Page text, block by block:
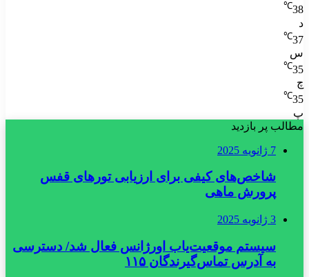
38
℃
د
37
℃
س
35
℃
چ
35
℃
پ
مطالب پر بازدید
7 ژانویه 2025
شاخص‌های کیفی برای ارزیابی تورهای قفس
پرورش ماهی
3 ژانویه 2025
سیستم موقعیت‌یاب اورژانس فعال شد/ دسترسی
به آدرس تماس‌گیرندگان ۱۱۵